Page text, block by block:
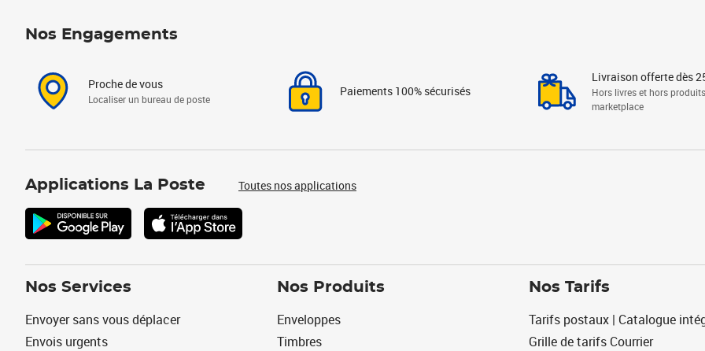
Nos Engagements
Proche de vous
Localiser un bureau de poste
Paiements 100% sécurisés
Livraison offerte dès
Hors livres et hors produits
marketplace
Applications La Poste Toutes nos applications
Nos Services
Envoyer sans vous déplacer
Envois urgents
Nos Produits
Enveloppes
Timbres
Nos Tarifs
Tarifs postaux | Catalogue
Grille de tarifs Courrier